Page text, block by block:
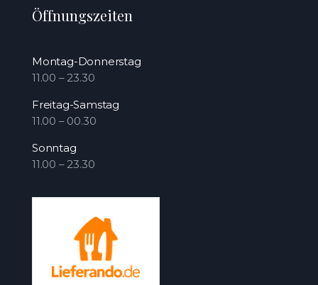
Öffnungszeiten
Montag-Donnerstag
11.00 – 23.30
Freitag-Samstag
11.00 – 00.30
Sonntag
11.00 – 23.30